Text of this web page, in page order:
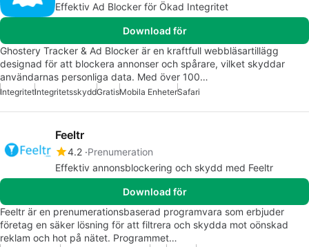
Effektiv Ad Blocker för Ökad Integritet
Download för
Ghostery Tracker & Ad Blocker är en kraftfull webbläsartillägg
designad för att blockera annonser och spårare, vilket skyddar
användarnas personliga data. Med över 100…
IntegritetIntegritetsskyddGratisMobila EnheterSafari
Feeltr
4.2 Prenumeration
Effektiv annonsblockering och skydd med Feeltr
Download för
Feeltr är en prenumerationsbaserad programvara som erbjuder
företag en säker lösning för att filtrera och skydda mot oönskad
reklam och hot på nätet. Programmet…